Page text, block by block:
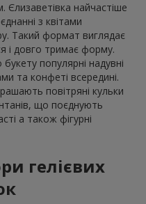
Єлизаветівка найчастіше
з квітами
Такий формат виглядає
і довго тримає форму.
популярні надувні
та конфеті всередині.
повітряні кульки
що поєднують
а також фігурні
гелієвих